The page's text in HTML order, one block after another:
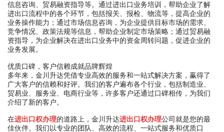
信息咨询、贸易融资指导等。通过进出口业务培训，帮助企业了解
进出口流程中的各个环节，包括报关、报检、物流等，提高企业的
业务操作能力；通过市场信息咨询，为企业提供目标市场的需求、
竞争情况、政策法规等信息，帮助企业制定市场策略；通过贸易融
资指导，为企业解决在进出口业务中的资金周转问题，促进企业的
业务发展。
优质口碑，客户信赖成就品牌辉煌
多年来，金川升达凭借专业高效的服务和一站式解决方案，赢得了
广大客户的信赖和好评。我们的客户遍布各个行业，包括制造业、
贸易业、服务业、电商行业等，许多客户还通过口碑相传，为我们
介绍了新的客户。
在进出口权办理的道路上，金川升达进出口权办理公司就是您的最
佳伙伴。我们以专业的团队、高效的流程、一站式服务和优质口